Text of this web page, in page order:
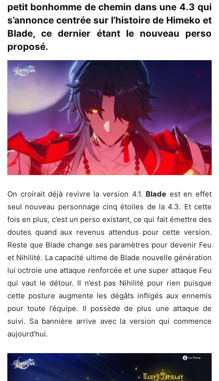
petit bonhomme de chemin dans une 4.3 qui
s’annonce centrée sur l’histoire de Himeko et
Blade, ce dernier étant le nouveau perso
proposé.
On croirait déjà revivre la version 4.1. Blade est en effet
seul nouveau personnage cinq étoiles de la 4.3. Et cette
fois en plus, c’est un perso existant, ce qui fait émettre des
doutes quand aux revenus attendus pour cette version.
Reste que Blade change ses paramètres pour devenir Feu
et Nihilité. La capacité ultime de Blade nouvelle génération
lui octroie une attaque renforcée et une super attaque Feu
qui vaut le détour. Il n’est pas Nihilité pour rien puisque
cette posture augmente les dégâts infligés aux ennemis
pour toute l’équipe. Il possède de plus une attaque de
suivi. Sa bannière arrive avec la version qui commence
aujourd’hui.